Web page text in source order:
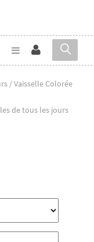
/ Vaisselle Colorée
de tous les jours